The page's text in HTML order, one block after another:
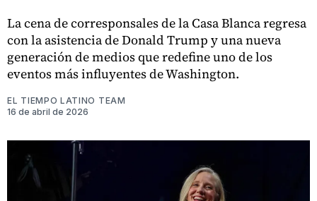
La cena de corresponsales de la Casa Blanca regresa
con la asistencia de Donald Trump y una nueva
generación de medios que redefine uno de los
eventos más influyentes de Washington.
EL TIEMPO LATINO TEAM
16 de abril de 2026